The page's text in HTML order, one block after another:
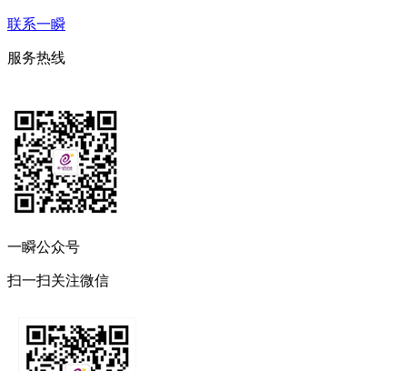
联系一瞬
服务热线
一瞬公众号
扫一扫关注微信